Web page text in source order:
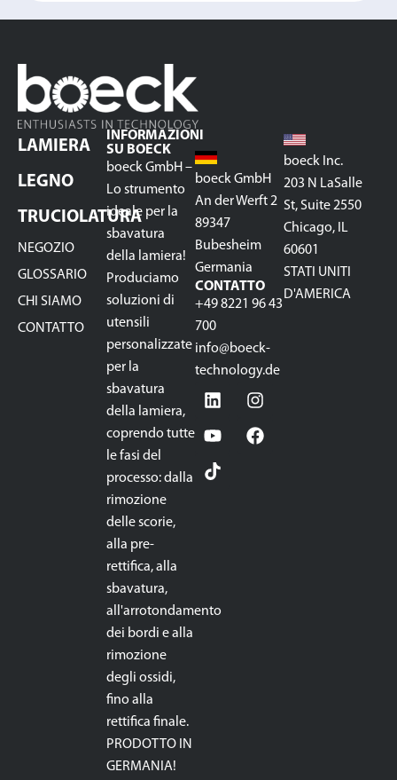
LAMIERA
LEGNO
TRUCIOLATURA
NEGOZIO
GLOSSARIO
CHI SIAMO
CONTATTO
INFORMAZIONI
SU BOECK
boeck GmbH –
Lo strumento
ideale per la
sbavatura
della lamiera!
Produciamo
soluzioni di
utensili
personalizzate
per la
sbavatura
della lamiera,
coprendo tutte
le fasi del
processo: dalla
rimozione
delle scorie,
alla pre-
rettifica, alla
sbavatura,
all'arrotondamento
dei bordi e alla
rimozione
degli ossidi,
fino alla
rettifica finale.
PRODOTTO IN
GERMANIA!
boeck GmbH
An der Werft 2
89347
Bubesheim
Germania
CONTATTO
+49 8221 96 43
700
info@boeck-
technology.de
boeck Inc.
203 N LaSalle
St, Suite 2550
Chicago, IL
60601
STATI UNITI
D'AMERICA